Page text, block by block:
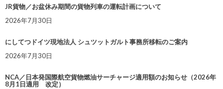
JR貨物／お盆休み期間の貨物列車の運転計画について
2026年7月30日
にしてつドイツ現地法人 シュツットガルト事務所移転のご案内
2026年7月30日
NCA／日本発国際航空貨物燃油サーチャージ適用額のお知らせ（2026年
8月1日適用 改定）